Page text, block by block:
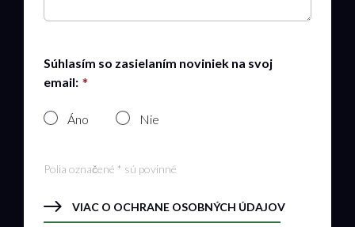
Súhlasím so zasielaním noviniek na svoj
email:
Áno Nie
Polia označené * sú povinné
VIAC O OCHRANE OSOBNÝCH ÚDAJOV